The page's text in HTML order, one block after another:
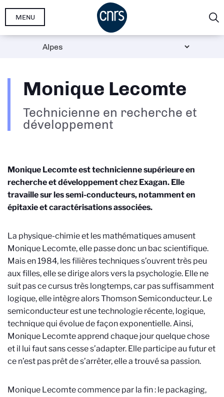
Aller
MENU
Monique Lecomte
Technicienne en recherche et
développement
Monique Lecomte est technicienne supérieure en
recherche et développement chez Exagan. Elle
travaille sur les semi-conducteurs, notamment en
épitaxie et caractérisations associées.
La physique-chimie et les mathématiques amusent
Monique Lecomte, elle passe donc un bac scientifique.
Mais en 1984, les filières techniques s’ouvrent très peu
aux filles, elle se dirige alors vers la psychologie. Elle ne
suit pas ce cursus très longtemps, car pas suffisamment
logique, elle intègre alors Thomson Semiconducteur. Le
semiconducteur est une technologie récente, logique,
technique qui évolue de façon exponentielle. Ainsi,
Monique Lecomte apprend chaque jour quelque chose
et il lui faut sans cesse s’adapter. Elle participe au futur et
ce n’est pas prêt de s’arrêter, elle a trouvé sa passion.
Monique Lecomte commence par la fin : le packaging,